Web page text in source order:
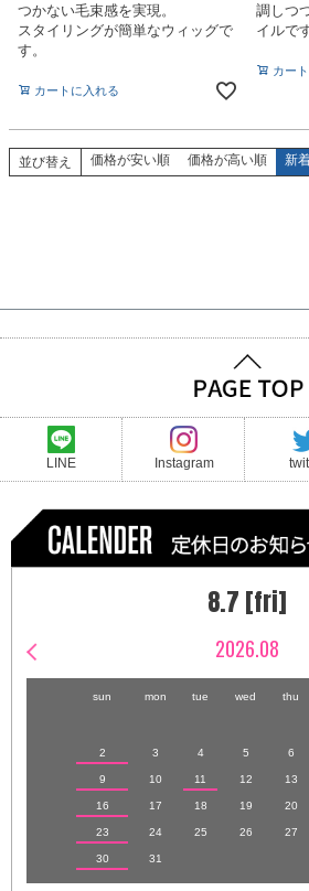
つかない毛束感を実現。
スタイリングが簡単なウィッグで
す。
カートに入れる
調しつ
イルで
カー
並び替え 価格が安い順 価格が高い順 新
LINE Instagram
8.7 [fri]
2026.08
sun mon tue wed thu
2 3 4 5 6
9 10 11 12 13
16 17 18 19 20
23 24 25 26 27
30 31